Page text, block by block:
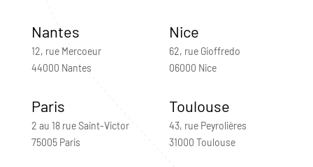
Nantes
12, rue Mercoeur
44000 Nantes
Nice
62, rue Gioffredo
06000 Nice
Paris
2 au 18 rue Saint-Victor
75005 Paris
Toulouse
43, rue Peyrolières
31000 Toulouse